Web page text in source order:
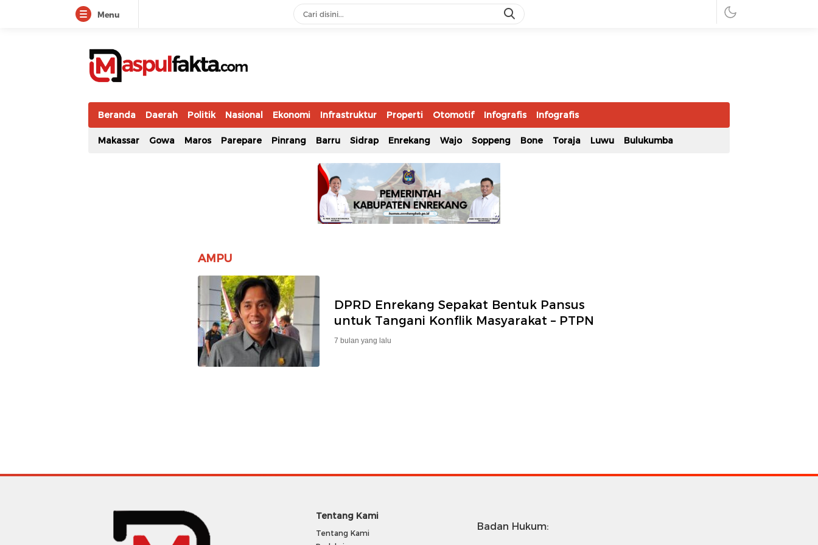
Menu
maspulfakta.com
Lokal Mendunia
Beranda Daerah Politik Nasional Ekonomi Infrastruktur Properti Otomotif Infografis Infografis
Makassar Gowa Maros Parepare Pinrang Barru Sidrap Enrekang Wajo Soppeng Bone Toraja Luwu Bulukumba
AMPU
DPRD Enrekang Sepakat Bentuk Pansus
untuk Tangani Konflik Masyarakat – PTPN
7 bulan yang lalu
Tentang Kami
Tentang Kami
Badan Hukum: